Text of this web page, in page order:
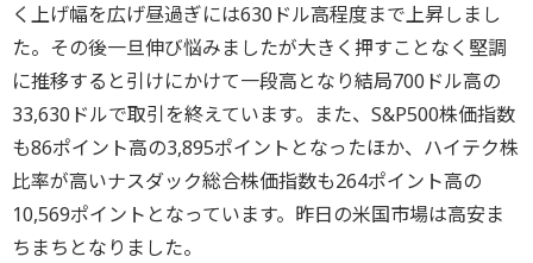
く上げ幅を広げ昼過ぎには630ドル高程度まで上昇しまし
た。その後一旦伸び悩みましたが大きく押すことなく堅調
に推移すると引けにかけて一段高となり結局700ドル高の
33,630ドルで取引を終えています。また、S&P500株価指数
も86ポイント高の3,895ポイントとなったほか、ハイテク株
比率が高いナスダック総合株価指数も264ポイント高の
10,569ポイントとなっています。昨日の米国市場は高安ま
ちまちとなりました。